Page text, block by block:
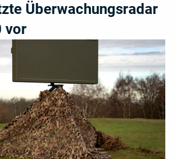
Überwachungsradar
vor